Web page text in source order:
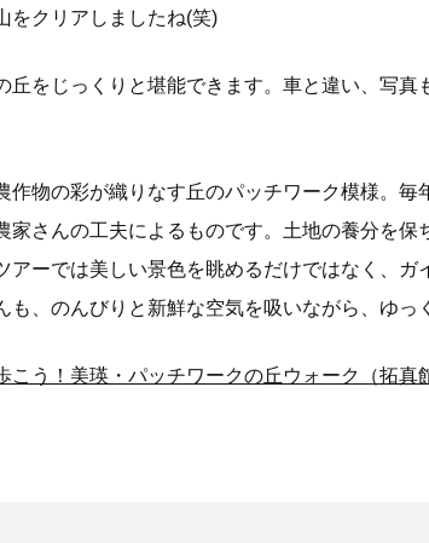
をクリアしましたね(笑)
丘をじっくりと堪能できます。車と違い、写
作物の彩が織りなす丘のパッチワーク模様。
家さんの工夫によるものです。土地の養分を
アーでは美しい景色を眺めるだけではなく、
も、のんびりと新鮮な空気を吸いながら、ゆっ
こう！美瑛・パッチワークの丘ウォーク（拓